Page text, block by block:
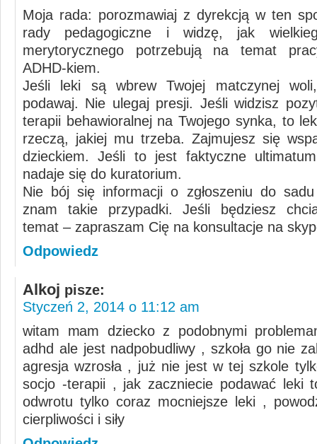
Moja rada: porozmawiaj z dyrekcją w ten
rady pedagogiczne i widzę, jak
merytorycznego potrzebują na temat
ADHD-kiem.
Jeśli leki są wbrew Twojej matczynej
podawaj. Nie ulegaj presji. Jeśli widzisz
terapii behawioralnej na Twojego synka, to
rzeczą, jakiej mu trzeba. Zajmujesz się
dzieckiem. Jeśli to jest faktyczne
nadaje się do kuratorium.
Nie bój się informacji o zgłoszeniu do
znam takie przypadki. Jeśli będziesz
temat – zapraszam Cię na konsultacje na
Odpowiedz
Alkoj pisze:
Styczeń 2, 2014 o 11:12 am
witam mam dziecko z podobnymi
adhd ale jest nadpobudliwy , szkoła go nie
agresja wzrosła , już nie jest w tej szkole
socjo -terapii , jak zaczniecie podawać leki
odwrotu tylko coraz mocniejsze leki ,
cierpliwości i siły